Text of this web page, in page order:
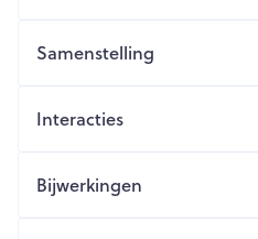
Samenstelling
Interacties
Bijwerkingen